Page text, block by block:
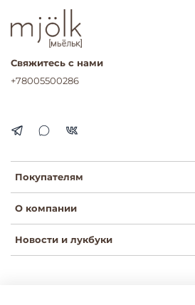
Покупателям
О компании
Новости и лукбуки
Свяжитесь с нами
+78005500286